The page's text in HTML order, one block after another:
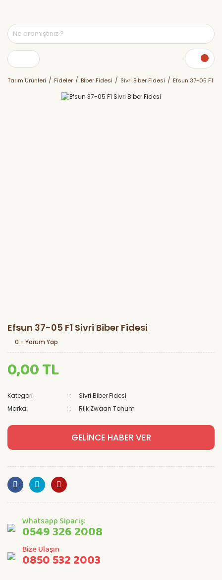
Tarım Ürünleri Fideler Biber Fidesi Sivri Biber Fidesi Efsun 37-05 F1
Efsun 37-05 F1 Sivri Biber Fidesi
0 - Yorum Yap
0,00 TL
Kategori
Sivri Biber Fidesi
Marka
Rijk Zwaan Tohum
GELİNCE HABER VER
Whatsapp Sipariş:
0549 326 2008
Bize Ulaşın
0850 532 2003